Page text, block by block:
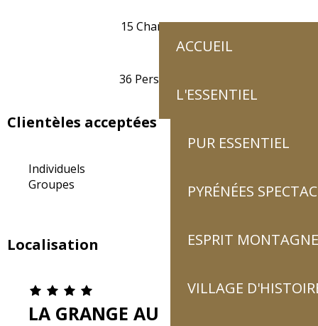
ACCUEIL
L'ESSENTIEL
PUR ESSENTIEL
PYRÉNÉES
ESPRIT MONTAGNE
VILLAGE
15 Chambre(s)
36 Personne(s)
Clientèles acceptées
Individuels
Groupes
Localisation
LA GRANGE AUX MARMOTTES